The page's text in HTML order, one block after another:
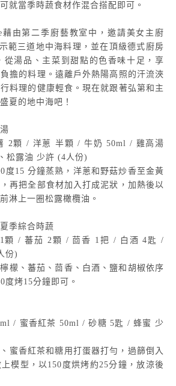
就當季時蔬食材作混合搭配即可。
由第二季廚藝教室中，邀請美女主廚
範三道地中海料理，並在頂級德式廚房
從湯品、主菜到甜點的色香味十足，享
擔的料理。遠離戶外熱陽高照的汗流浹
料理的健康輕食。現在就跟著弘第和主
夏的地中海吧！
2顆 / 洋蔥 半顆 / 牛奶 50ml / 雞高湯
、松露油 少許 (4人份)
度15 分鐘蒸熟，洋蔥和野菇炒香至金黃
再把全部食材加入打成泥狀，加熱後以
淋上一圈松露橄欖油。
季綜合時蔬
/ 蕃茄 2顆 / 茴香 1把 / 白酒 4匙 /
(4人份)
檬、蕃茄、茴香、白酒、鹽和胡椒依序
度烤15分鐘即可。
/ 蜜香紅茶 50ml / 砂糖 5匙 / 蜂蜜 少
蜜香紅茶和糖用打蛋器打勻，過篩倒入
模型，以150度烘烤約25分鐘，放涼後